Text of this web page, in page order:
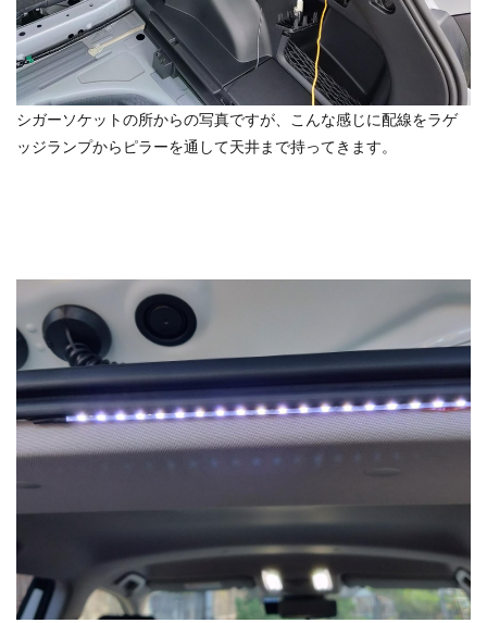
シガーソケットの所からの写真ですが、こんな感じに配線をラゲ
ッジランプからピラーを通して天井まで持ってきます。